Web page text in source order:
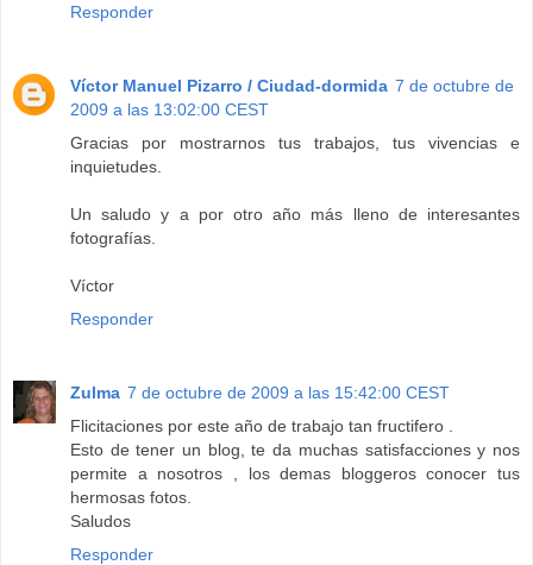
Responder
Víctor Manuel Pizarro / Ciudad-dormida 7 de octubre de
2009 a las 13:02:00 CEST
Gracias por mostrarnos tus trabajos, tus vivencias e
inquietudes.
Un saludo y a por otro año más lleno de interesantes
fotografías.
Víctor
Responder
Zulma 7 de octubre de 2009 a las 15:42:00 CEST
Flicitaciones por este año de trabajo tan fructifero .
Esto de tener un blog, te da muchas satisfacciones y nos
permite a nosotros , los demas bloggeros conocer tus
hermosas fotos.
Saludos
Responder